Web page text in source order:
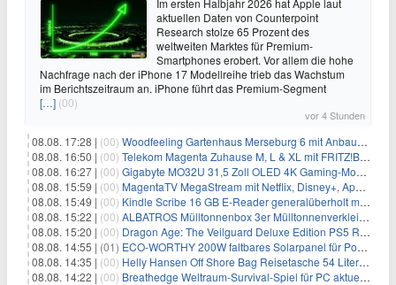
Im ersten Halbjahr 2026 hat Apple laut
aktuellen Daten von Counterpoint
Research stolze 65 Prozent des
weltweiten Marktes für Premium-
Smartphones erobert. Vor allem die hohe
Nachfrage nach der iPhone 17 Modellreihe trieb das Wachstum
im Berichtszeitraum an. iPhone führt das Premium-Segment
[…] (00)
vor 4 Stunden
08.08. 17:28 | (00) Woodfeeling Gartenhaus Merseburg 6 mit Anbaudach für 1.048€
08.08. 16:50 | (00) Telekom Magenta Zuhause M, L & XL mit FRITZ!Box 7690 für 1€ und 220€ Bonus (effektiv ab 19,74€/Monat)
08.08. 16:27 | (00) Gigabyte MO32U 31,5 Zoll OLED 4K Gaming-Monitor für 549€
08.08. 15:59 | (00) MagentaTV MegaStream mit Netflix, Disney+, Apple TV+ & RTL+ für 30€/Monat (effektiv 20,83€/Monat)
08.08. 15:49 | (00) Kindle Scribe 16 GB E-Reader generalüberholt mit Eingabestift für 197,99€
08.08. 15:22 | (00) ALBATROS Mülltonnenbox 3er Mülltonnenverkleidung aus Metall für 577,15€
08.08. 15:20 | (00) Dragon Age: The Veilguard Deluxe Edition PS5 Rollenspiel für 13,76€
08.08. 14:55 | (01) ECO-WORTHY 200W faltbares Solarpanel für Powerstation & Camping für 123,99€
08.08. 14:35 | (00) Helly Hansen Off Shore Bag Reisetasche 54 Liter für 29,99€
08.08. 14:22 | (00) Breathedge Weltraum-Survival-Spiel für PC aktuell kostenlos bei Steam